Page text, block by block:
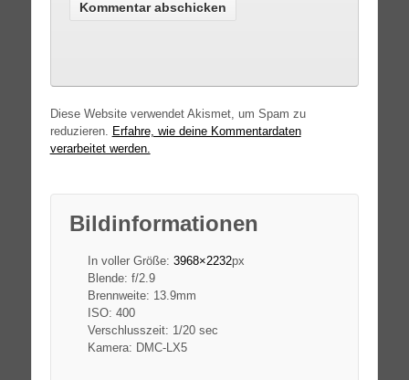
Diese Website verwendet Akismet, um Spam zu
reduzieren. Erfahre, wie deine Kommentardaten
verarbeitet werden.
Bildinformationen
In voller Größe: 3968×2232px
Blende: f/2.9
Brennweite: 13.9mm
ISO: 400
Verschlusszeit: 1/20 sec
Kamera: DMC-LX5